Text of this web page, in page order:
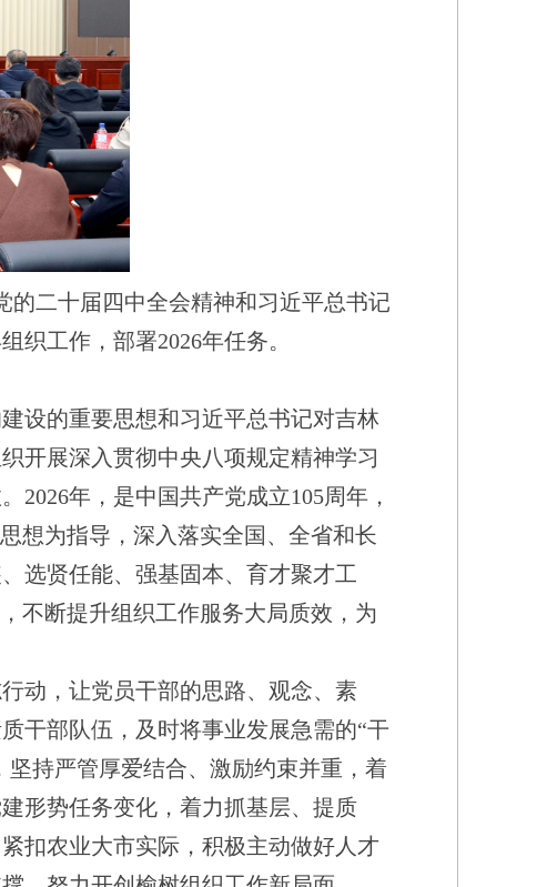
二十届四中全会精神和习近平总书记
织工作，部署2026年任务。
设的重要思想和习近平总书记对吉林
开展深入贯彻中央八项规定精神学习
年，是中国共产党成立105周年，
想为指导，深入落实全国、全省和长
选贤任能、强基固本、育才聚才工
不断提升组织工作服务大局质效，为
动，让党员干部的思路、观念、素
干部队伍，及时将事业发展急需的“干
持严管厚爱结合、激励约束并重，着
形势任务变化，着力抓基层、提质
扣农业大市实际，积极主动做好人才